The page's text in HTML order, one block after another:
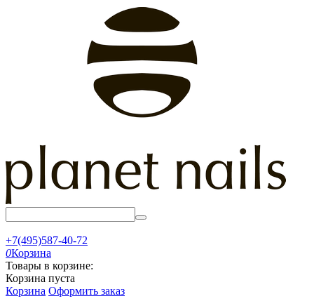
+7(495)587-40-72
0Корзина
Товары в корзине:
Корзина пуста
Корзина Оформить заказ